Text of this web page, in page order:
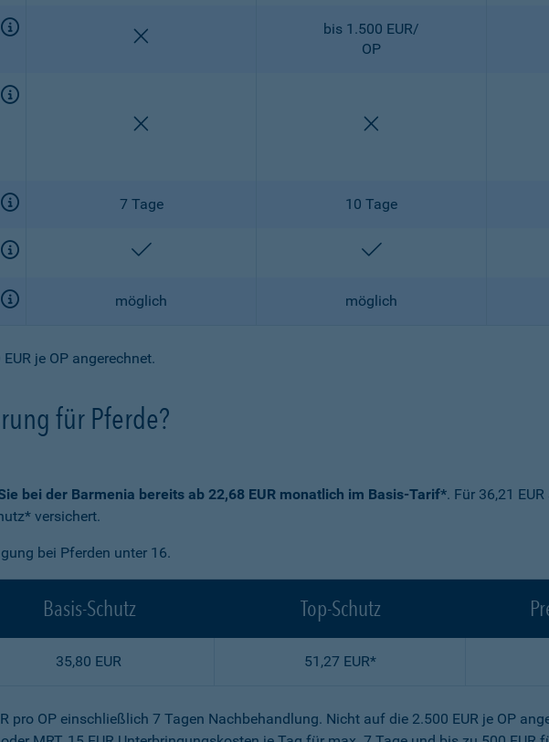
bis 1.500 EUR/
OP
7 Tage 10 Tage
enthalten enthalten
möglich möglich
je OP angerechnet.
für Pferde?
bei der Barmenia bereits ab 22,68 EUR monatlich im Basis-Tarif*. Für 36,21
versichert.
bei Pferden unter 16.
Basis-Schutz Top-Schutz
35,80 EUR 51,27 EUR*
pro OP einschließlich 7 Tagen Nachbehandlung. Nicht auf die 2.500 EUR je OP